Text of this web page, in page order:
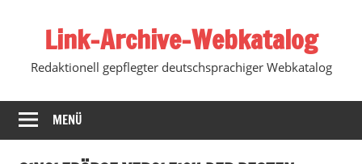
springenLink-Archive-Webkatalog
Redaktionell gepflegter deutschsprachiger Webkatalog
MENÜ